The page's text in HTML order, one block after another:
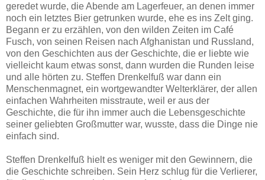
geredet wurde, die Abende am Lagerfeuer, an denen immer
noch ein letztes Bier getrunken wurde, ehe es ins Zelt ging.
Begann er zu erzählen, von den wilden Zeiten im Café
Fusch, von seinen Reisen nach Afghanistan und Russland,
von den Geschichten aus der Geschichte, die er liebte wie
vielleicht kaum etwas sonst, dann wurden die Runden leise
und alle hörten zu. Steffen Drenkelfuß war dann ein
Menschenmagnet, ein wortgewandter Welterklärer, der allen
einfachen Wahrheiten misstraute, weil er aus der
Geschichte, die für ihn immer auch die Lebensgeschichte
seiner geliebten Großmutter war, wusste, dass die Dinge nie
einfach sind.
Steffen Drenkelfuß hielt es weniger mit den Gewinnern, die
die Geschichte schreiben. Sein Herz schlug für die Verlierer,